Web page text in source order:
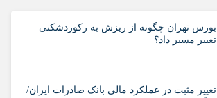
بورس تهران چگونه از ریزش به رکوردشکنی
تغییر مسیر داد؟
تغییر مثبت در عملکرد مالی بانک صادرات ایران/